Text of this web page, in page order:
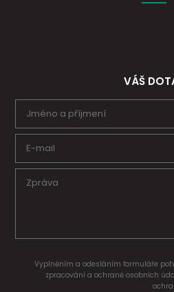
VÁŠ
Vyplněním a odesláním formuláře
zpracování a ochraně osobních